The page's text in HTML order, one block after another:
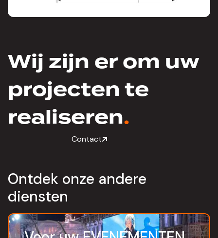
Wij zijn er om uw
projecten te
realiseren.
Contact
Ontdek onze andere
diensten